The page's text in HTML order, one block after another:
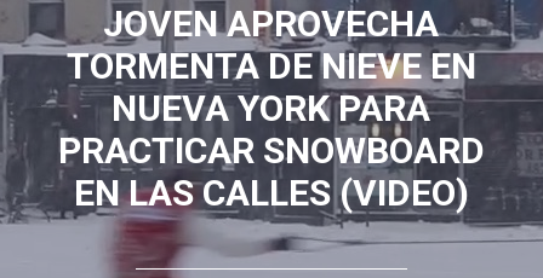
JOVEN APROVECHA
TORMENTA DE NIEVE EN
NUEVA YORK PARA
PRACTICAR SNOWBOARD
EN LAS CALLES (VIDEO)